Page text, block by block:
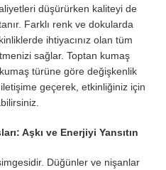
düşürürken kaliteyi de
Farklı renk ve dokularda
ihtiyacınız olan tüm
sağlar. Toptan kumaş
türüne göre değişkenlik
geçerek, etkinliğiniz için
Aşkı ve Enerjiyi Yansıtın
Düğünler ve nişanlar